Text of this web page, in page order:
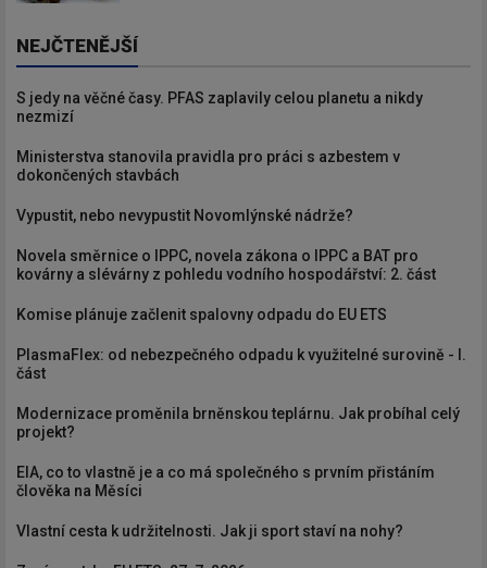
NEJČTENĚJŠÍ
S jedy na věčné časy. PFAS zaplavily celou planetu a nikdy
nezmizí
Ministerstva stanovila pravidla pro práci s azbestem v
dokončených stavbách
Vypustit, nebo nevypustit Novomlýnské nádrže?
Novela směrnice o IPPC, novela zákona o IPPC a BAT pro
kovárny a slévárny z pohledu vodního hospodářství: 2. část
Komise plánuje začlenit spalovny odpadu do EU ETS
PlasmaFlex: od nebezpečného odpadu k využitelné surovině - I.
část
Modernizace proměnila brněnskou teplárnu. Jak probíhal celý
projekt?
EIA, co to vlastně je a co má společného s prvním přistáním
člověka na Měsíci
Vlastní cesta k udržitelnosti. Jak ji sport staví na nohy?